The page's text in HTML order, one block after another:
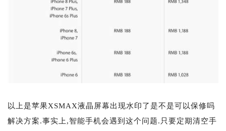
以上是苹果XSMAX液晶屏幕出现水印了是不是可以保修吗
解决方案.事实上,智能手机会遇到这个问题.只要定期清空手